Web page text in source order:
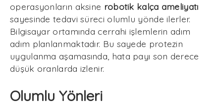
operasyonların aksine robotik kalça ameliyatı
sayesinde tedavi süreci olumlu yönde ilerler.
Bilgisayar ortamında cerrahi işlemlerin adım
adım planlanmaktadır. Bu sayede protezin
uygulanma aşamasında, hata payı son derece
düşük oranlarda izlenir.
Olumlu Yönleri